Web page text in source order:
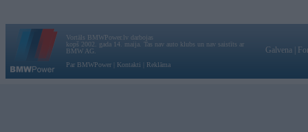
Vortāls BMWPower.lv darbojas
kopš 2002. gada 14. maija. Tas nav auto klubs un nav saistīts ar
BMW AG.
Par BMWPower
Kontakti Reklāma
Galvena